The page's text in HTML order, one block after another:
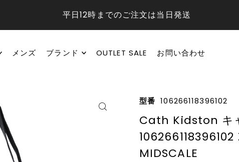
平日12時までのご注文は当日発送
メンズ ブランド OUTLET SALE お問い合わせ
型番 106266118396102
Cath Kidston キ
106266118396102
MIDSCALE